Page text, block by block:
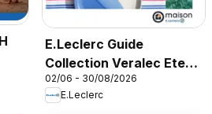
E.Leclerc Guide
Collection Veralec Ete
2026
02/06 - 30/08/2026
E.Leclerc